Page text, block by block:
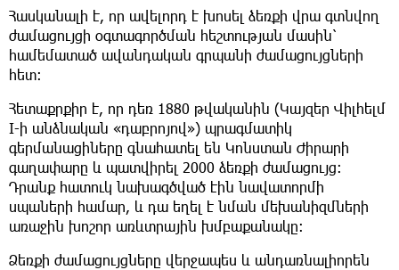
Հասկանալի է, որ ավելորդ է խոսել ձեռքի վրա գտնվող
ժամացույցի օգտագործման հեշտության մասին՝
համեմատած ավանդական գրպանի ժամացույցների
հետ:
Հետաքրքիր է, որ դեռ 1880 թվականին (Կայզեր Վիլհելմ
I-ի անձնական «դաբրոյով») պրագմատիկ
գերմանացիները գնահատել են Կոնստան Ժիրարի
գաղափարը և պատվիրել 2000 ձեռքի ժամացույց:
Դրանք հատուկ նախագծված էին նավատորմի
սպաների համար, և դա եղել է նման մեխանիզմների
առաջին խոշոր առևտրային խմբաքանակը։
Ձեռքի ժամացույցները վերջապես և անդառնալիորեն